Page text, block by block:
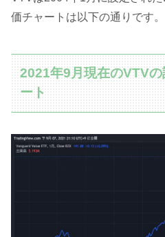
価チャートは以下の通りです。
2021年9月現在のVTV
ート